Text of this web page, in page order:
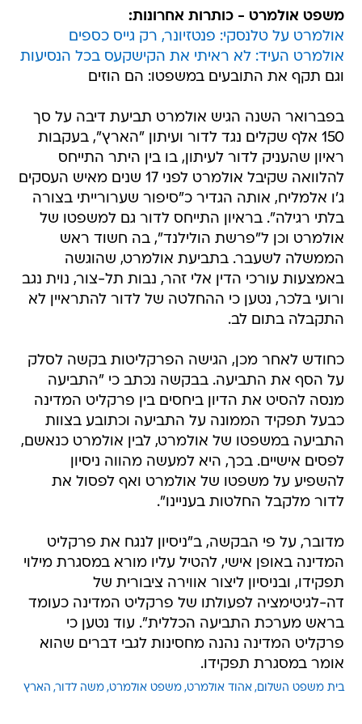
משפט אולמרט - כותרות אחרונות:
אולמרט על טלנסקי: פנטזיונר, רק גייס כספים
אולמרט העיד: לא ראיתי את הקישקעס בכל הנסיעות
וגם תקף את התובעים במשפטו: הם הוזים
בפברואר השנה הגיש אולמרט תביעת דיבה על סך
150 אלף שקלים נגד לדור ועיתון "הארץ", בעקבות
ראיון שהעניק לדור לעיתון, בו בין היתר התייחס
להלוואה שקיבל אולמרט לפני 17 שנים מאיש העסקים
ג'ו אלמליח, אותה הגדיר כ"סיפור שערורייתי בצורה
בלתי רגילה". בראיון התייחס לדור גם למשפטו של
אולמרט וכן ל"פרשת הולילנד", בה חשוד ראש
הממשלה לשעבר. בתביעת אולמרט, שהוגשה
באמצעות עורכי הדין אלי זהר, נבות תל-צור, נוית נגב
ורועי בלכר, נטען כי ההחלטה של לדור להתראיין לא
התקבלה בתום לב.
כחודש לאחר מכן, הגישה הפרקליטות בקשה לסלק
על הסף את התביעה. בבקשה נכתב כי "התביעה
מנסה להסיט את הדיון ביחסים בין פרקליט המדינה
כבעל תפקיד הממונה על התביעה וכתובע בצוות
התביעה במשפטו של אולמרט, לבין אולמרט כנאשם,
לפסים אישיים. בכך, היא למעשה מהווה ניסיון
להשפיע על משפטו של אולמרט ואף לפסול את
לדור מלקבל החלטות בעניינו".
מדובר, על פי הבקשה, ב"ניסיון לנגח את פרקליט
המדינה באופן אישי, להטיל עליו מורא במסגרת מילוי
תפקידו, ובניסיון ליצור אווירה ציבורית של
דה-לגיטימציה לפעולתו של פרקליט המדינה כעומד
בראש מערכת התביעה הכללית". עוד נטען כי
פרקליט המדינה נהנה מחסינות לגבי דברים שהוא
אומר במסגרת תפקידו.
בית משפט השלום אהוד אולמרט משפט אולמרט משה לדור הארץ